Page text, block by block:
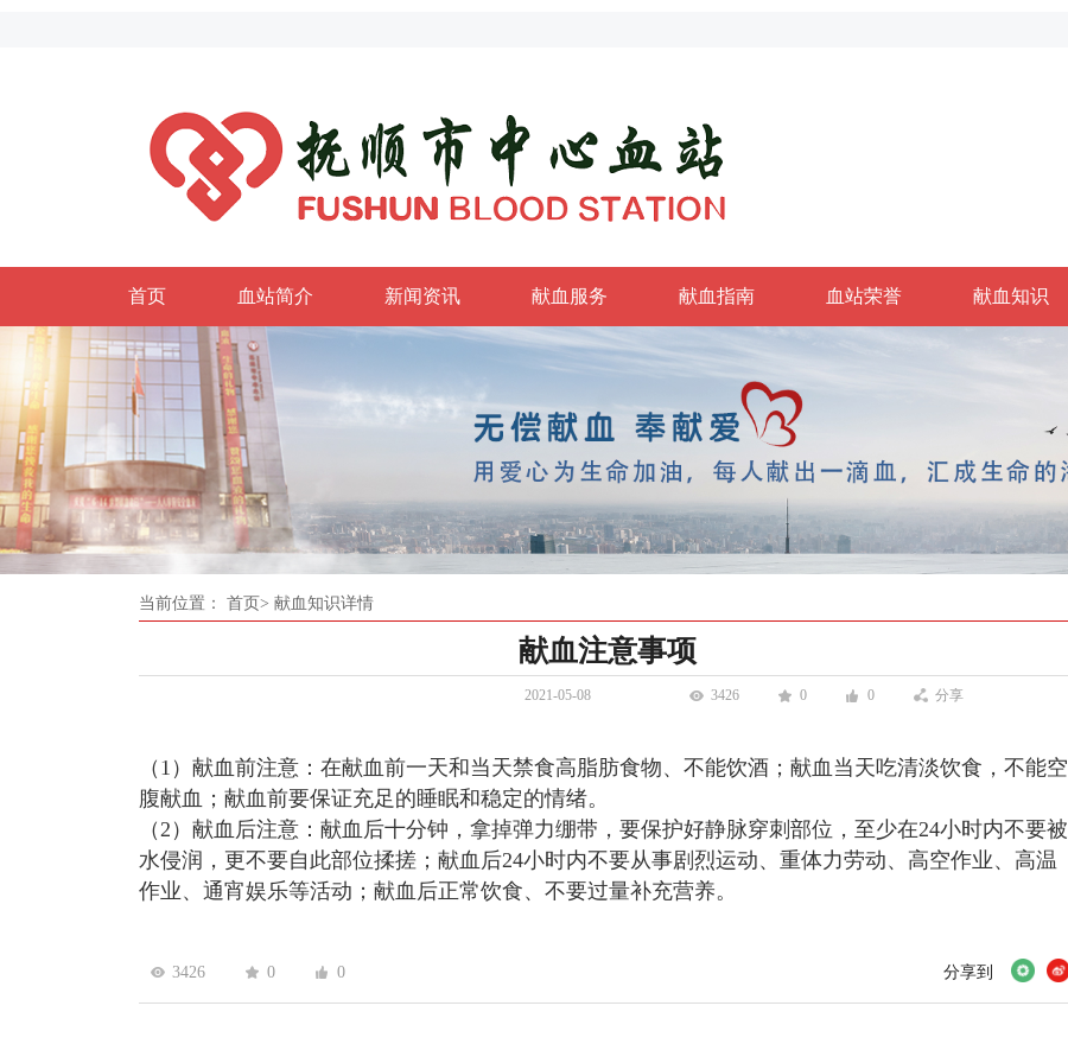
首页 血站简介 新闻资讯 献血服务 献血指南 血站荣誉 献血知识
当前位置： 首页> 献血知识详情
献血注意事项
2021-05-08 3426 0 0 分享
（ 1 ）献血前注意：在献血前一天和当天禁食高脂肪食物、不能饮酒；献血当天吃清淡饮食，不能空
腹献血；献血前要保证充足的睡眠和稳定的情绪。
（ 2 ）献血后注意：献血后十分钟，拿掉弹力绷带，要保护好静脉穿刺部位，至少在24小时内不要被
水侵润，更不要自此部位揉搓；献血后24小时内不要从事剧烈运动、重体力劳动、高空作业、高温
作业、通宵娱乐等活动；献血后正常饮食、不要过量补充营养。
3426 0 0 分享到